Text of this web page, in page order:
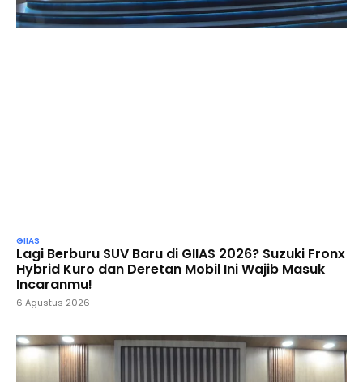
GIIAS
Lagi Berburu SUV Baru di GIIAS 2026? Suzuki Fronx
Hybrid Kuro dan Deretan Mobil Ini Wajib Masuk
Incaranmu!
6 Agustus 2026